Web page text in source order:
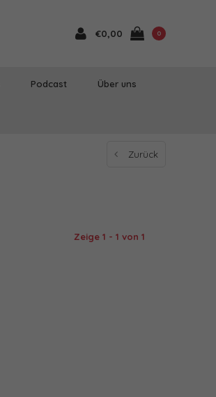
€0,00 0
Podcast Über uns
Zurück
Zeige 1 - 1 von 1